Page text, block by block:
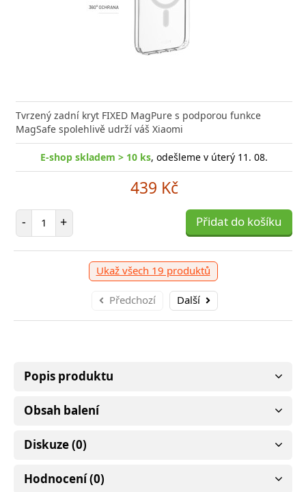
Tvrzený zadní kryt FIXED MagPure s podporou funkce
MagSafe spolehlivě udrží váš Xiaomi
E-shop skladem > 10 ks, odešleme v úterý 11. 08.
439 Kč
- Počet položek
+ Přidat do košíku
Ukaž všech 19 produktů
Předchozí Další
kvalitní GaN nabíječku s vysokým výkonem a malými
Našli jste správně.
skladem > 10 ks, odešleme v úterý 11. 08.
+ Přidat do košíku -
Popis produktu
Obsah balení
Diskuze (0)
Hodnocení (0)